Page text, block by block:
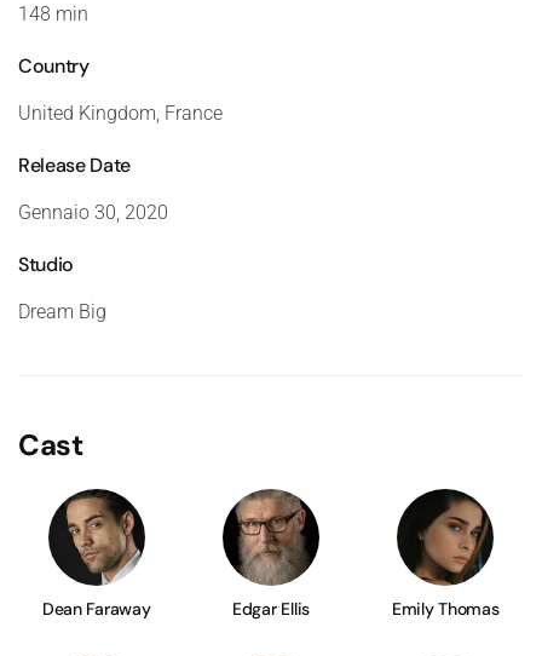
148 min
Country
United Kingdom, France
Release Date
Gennaio 30, 2020
Studio
Dream Big
Cast
Dean Faraway Edgar Ellis Emily Thomas